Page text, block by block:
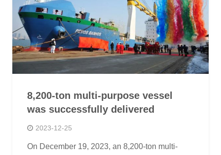
8,200-ton multi-purpose vessel
was successfully delivered
2023-12-25
On December 19, 2023, an 8,200-ton multi-